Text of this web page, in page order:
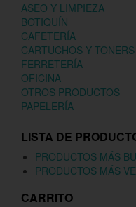
ASEO Y LIMPIEZA
BOTIQUÍN
CAFETERÍA
CARTUCHOS Y TONERS
FERRETERÍA
OFICINA
OTROS PRODUCTOS
PAPELERÍA
LISTA DE
PRODUCTOS MÁS
PRODUCTOS MÁS
CARRITO